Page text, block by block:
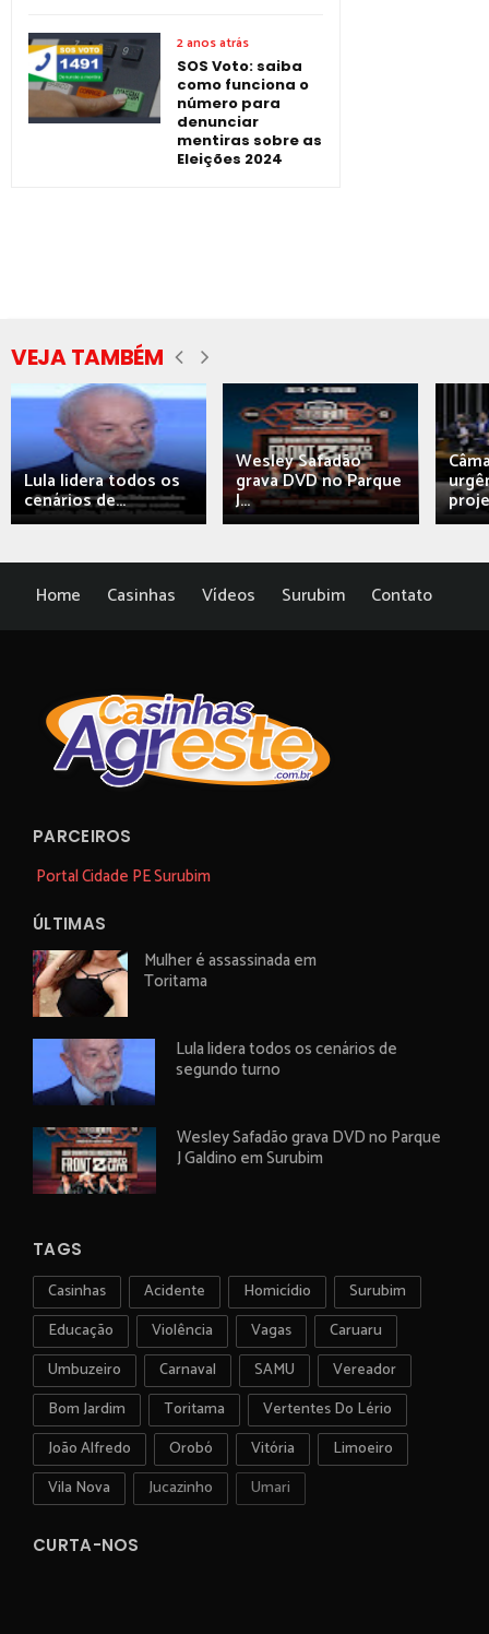
2 anos atrás
SOS Voto: saiba
como funciona o
número para
denunciar
mentiras sobre as
Eleições 2024
VEJA TAMBÉM
Lula lidera todos os
cenários de...
Wesley Safadão
grava DVD no Parque
J...
Home Casinhas Vídeos Surubim Contato
PARCEIROS
Portal Cidade PE Surubim
ÚLTIMAS
Mulher é assassinada em
Toritama
Lula lidera todos os cenários de
segundo turno
Wesley Safadão grava DVD no Parque
J Galdino em Surubim
TAGS
Casinhas Acidente Homicídio
Surubim
Educação
Violência Vagas
Caruaru
Umbuzeiro
Carnaval SAMU
Vereador
Bom Jardim
Toritama
Vertentes Do Lério
João Alfredo
Orobó Vitória
Limoeiro
Vila Nova
Jucazinho Umari
CURTA-NOS